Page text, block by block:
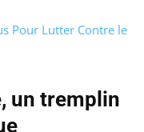
Pour Lutter Contre le
un tremplin